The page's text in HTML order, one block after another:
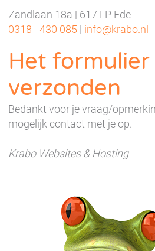
Zandlaan 18a | 617 LP Ede
0318 - 430 085 | info@krabo.nl
Het formulier
verzonden
Bedankt voor je vraag/
mogelijk contact met je op.
Krabo Websites & Hosting